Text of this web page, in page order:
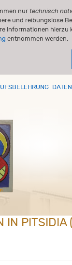
nur technisch
und reibungslose
Informationen hierzu
entnommen werden.
IN PITSIDIA